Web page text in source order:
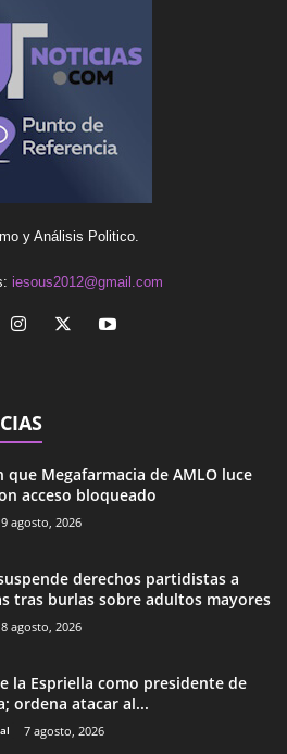
y Análisis Politico.
iesous2012@gmail.com
que Megafarmacia de AMLO luce
acceso bloqueado
9 agosto, 2026
derechos partidistas a
tras burlas sobre adultos mayores
8 agosto, 2026
la Espriella como presidente de
ordena atacar al...
7 agosto, 2026